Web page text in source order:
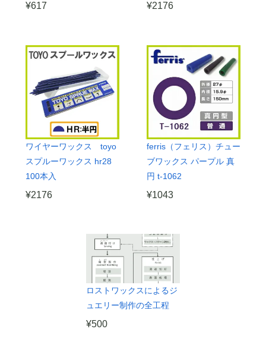
¥617 ¥2176
ワイヤーワックス toyo
スプルーワックス hr28
100本入
¥2176
ferris（フェリス）チュー
ブワックス パープル 真
円 t-1062
¥1043
ロストワックスによるジ
ュエリー制作の全工程
¥500